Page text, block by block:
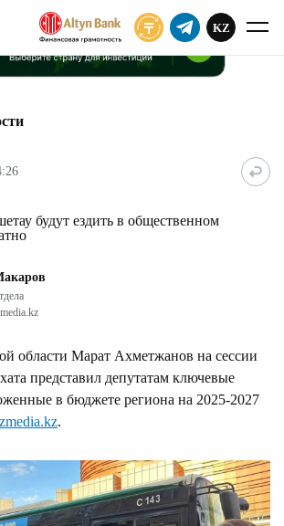
KZ
будут ездить в общественном
области Марат Ахметжанов на сессии
представил депутатам ключевые
в бюджете региона на 2025-2027
.